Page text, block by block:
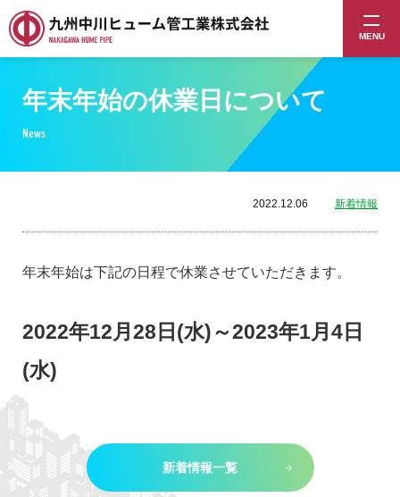
MENU
年末年始の休業日について
News
2022.12.06 新着情報
年末年始は下記の日程で休業させていただきます。
2022年12月28日(水)～2023年1月4日
(水)
新着情報一覧